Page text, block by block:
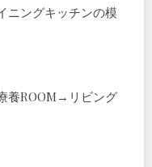
ニングキッチンの模
養ROOM→リビング